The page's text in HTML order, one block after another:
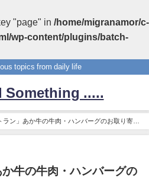
"page" in /home/migranamor/c-
wp-content/plugins/batch-
topics from daily life
Something .....
ラン」あか牛の牛肉・ハンバーグのお取り寄
か牛の牛肉・ハンバーグの